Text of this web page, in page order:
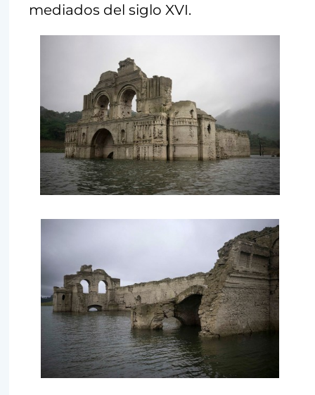
mediados del siglo XVI.